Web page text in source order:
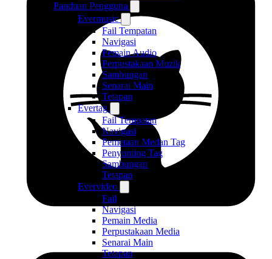
Panduan Pengguna
Evermusic
Fail Tempatan
Navigasi
Pemain Audio
Perpustakaan Muzik
Sambungan
Senarai Main
Tetapan
Evertag
Fail Tempatan
Navigasi
Pemetaan Medan Tag
Penyunting Tag
Sambungan
Tetapan
Evervideo
Fail
Navigasi
Pemain Media
Perpustakaan Media
Senarai Main
Tetapan